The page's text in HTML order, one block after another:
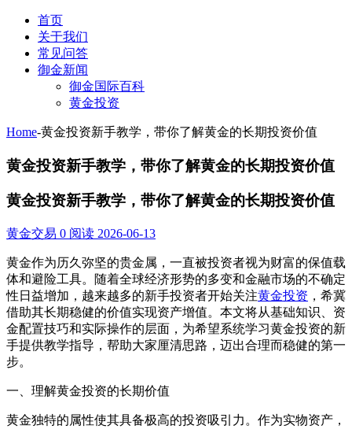
首页
关于我们
常见问答
御金新闻
御金国际百科
黄金投资
Home-黄金投资新手教学，带你了解黄金的长期投资价值
黄金投资新手教学，带你了解黄金的长期投资价值
黄金投资新手教学，带你了解黄金的长期投资价值
黄金交易 0 阅读 2026-06-13
黄金作为历久弥坚的贵金属，一直被投资者视为财富的保值载
体和避险工具。随着全球经济形势的多变和金融市场的不确定
性日益增加，越来越多的新手投资者开始关注黄金投资 ，希冀
借助其长期稳健的价值实现资产增值。本文将从基础知识、资
金配置技巧和实际操作的层面，为希望系统学习黄金投资的新
手提供教学指导，帮助大家厘清思路，迈出合理而稳健的第一
步。
一、理解黄金投资的长期价值
黄金独特的属性使其具备极高的投资吸引力。作为实物资产，